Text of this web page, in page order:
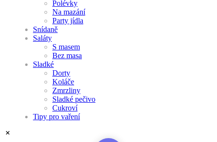
Polévky
Na mazání
Party jídla
Snídaně
Saláty
S masem
Bez masa
Sladké
Dorty
Koláče
Zmrzliny
Sladké pečivo
Cukroví
Tipy pro vaření